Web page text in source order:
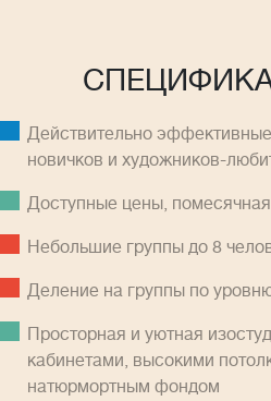
Действительно
новичков и художников-
Доступные цены,
Небольшие группы до 8
Деление на группы по
Просторная и уютная
кабинетами, высокими
натюрмортным фондом